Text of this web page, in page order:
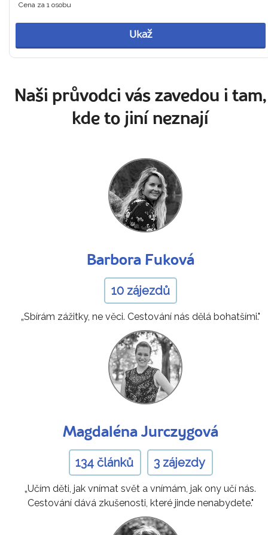
Cena za 1 osobu
Ukaž
Naši průvodci vás zavedou i tam,
kde to jiní neznají
Barbora Fuková
10 zájezdů
„Sbírám zážitky, ne věci. Cestování nás dělá bohatšími."
Magdaléna Jurczygová
134 článků 3 zájezdy
„Učím děti, jak vnímat svět a vnímám, jak ony učí nás.
Cestování dává zkušenosti, které jinde nenabydete."